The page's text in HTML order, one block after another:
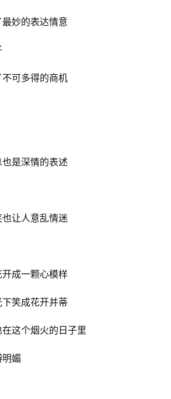
妙的表达情意
可多得的商机
是深情的表述
让人意乱情迷
成一颗心模样
笑成花开并蒂
这个烟火的日子里
媚